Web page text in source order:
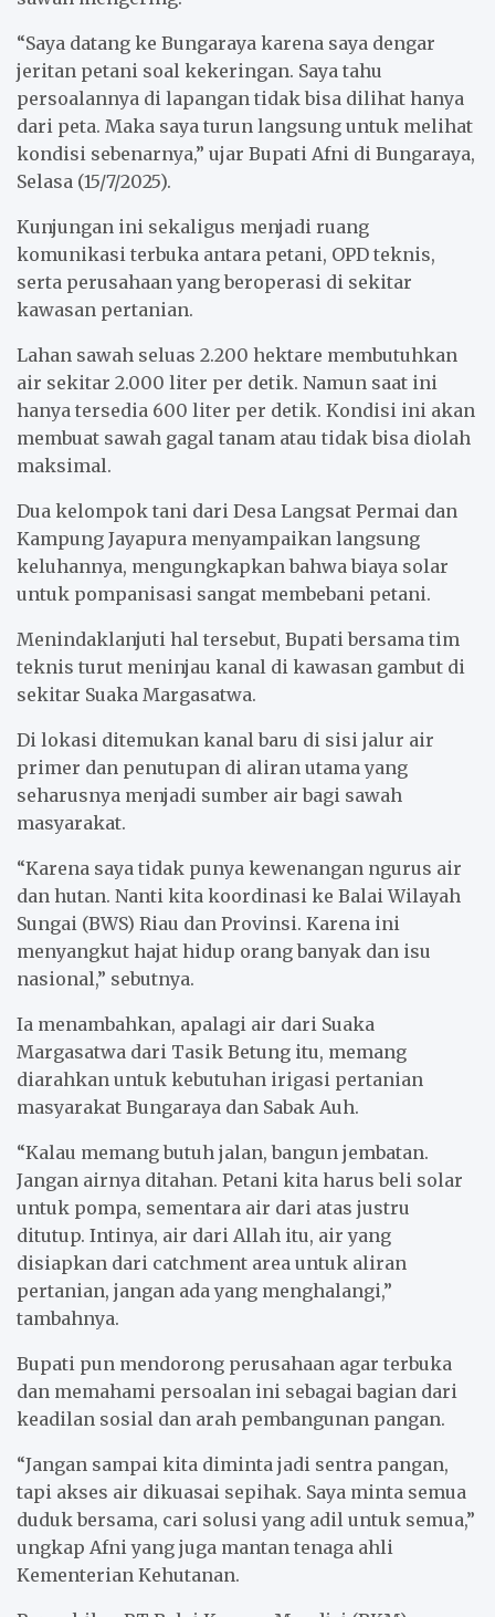
“Saya datang ke Bungaraya karena saya dengar
jeritan petani soal kekeringan. Saya tahu
persoalannya di lapangan tidak bisa dilihat hanya
dari peta. Maka saya turun langsung untuk melihat
kondisi sebenarnya,” ujar Bupati Afni di Bungaraya,
Selasa (15/7/2025).
Kunjungan ini sekaligus menjadi ruang
komunikasi terbuka antara petani, OPD teknis,
serta perusahaan yang beroperasi di sekitar
kawasan pertanian.
Lahan sawah seluas 2.200 hektare membutuhkan
air sekitar 2.000 liter per detik. Namun saat ini
hanya tersedia 600 liter per detik. Kondisi ini akan
membuat sawah gagal tanam atau tidak bisa diolah
maksimal.
Dua kelompok tani dari Desa Langsat Permai dan
Kampung Jayapura menyampaikan langsung
keluhannya, mengungkapkan bahwa biaya solar
untuk pompanisasi sangat membebani petani.
Menindaklanjuti hal tersebut, Bupati bersama tim
teknis turut meninjau kanal di kawasan gambut di
sekitar Suaka Margasatwa.
Di lokasi ditemukan kanal baru di sisi jalur air
primer dan penutupan di aliran utama yang
seharusnya menjadi sumber air bagi sawah
masyarakat.
“Karena saya tidak punya kewenangan ngurus air
dan hutan. Nanti kita koordinasi ke Balai Wilayah
Sungai (BWS) Riau dan Provinsi. Karena ini
menyangkut hajat hidup orang banyak dan isu
nasional,” sebutnya.
Ia menambahkan, apalagi air dari Suaka
Margasatwa dari Tasik Betung itu, memang
diarahkan untuk kebutuhan irigasi pertanian
masyarakat Bungaraya dan Sabak Auh.
“Kalau memang butuh jalan, bangun jembatan.
Jangan airnya ditahan. Petani kita harus beli solar
untuk pompa, sementara air dari atas justru
ditutup. Intinya, air dari Allah itu, air yang
disiapkan dari catchment area untuk aliran
pertanian, jangan ada yang menghalangi,”
tambahnya.
Bupati pun mendorong perusahaan agar terbuka
dan memahami persoalan ini sebagai bagian dari
keadilan sosial dan arah pembangunan pangan.
“Jangan sampai kita diminta jadi sentra pangan,
tapi akses air dikuasai sepihak. Saya minta semua
duduk bersama, cari solusi yang adil untuk semua,”
ungkap Afni yang juga mantan tenaga ahli
Kementerian Kehutanan.